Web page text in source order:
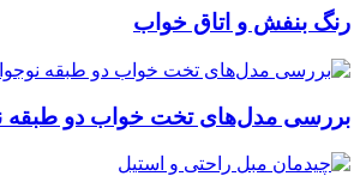
رنگ بنفش و اتاق خواب
بررسی مدل‌های تخت خواب دو طبقه